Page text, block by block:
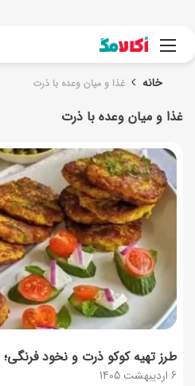
منو
خانه غذا و میان وعده با ذرت
غذا و میان وعده با ذرت
6 اردیبهشت 1405
طرز تهیه کوکو ذرت و نخود